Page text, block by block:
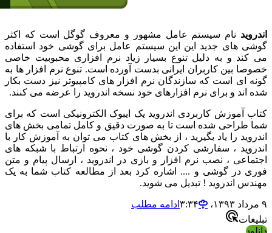
نام سیستم عامل مشهور و معروف گوگل است که اکثر
های جدید این این سیستم عامل برای گوشی خود استفاده
و به دلیل تنوع بسیار زیاد نرم افزاری محبوبیت خاصی
بین کاربران ایرانی بدست آورده است. تنوع نرم افزار ها به
ای است که سازندگان نرم افزار های کامپیوتر نیز دست بکار
و برای نرم افزارهای خود نسخه اندروید را عرضه می کنند.
آموزش کاربردی اندروید یک ایبوک الکترونیکی است که برای
طراحی شده است تا به صورت دقیق و کامل تمامی بخش های
را یاد بگیرید ، از بخش های کتاب می توان به آموزش کار با
، سفارشی کردن گوشی خود ، نحوه ارتباط با شبکه های
، نصب نرم افزار و بازی در اندروید ، ارسال پیام و متن
در گوشی و .... اشاره کرد بعد از مطالعه کتاب شما به یک
اندروید ! تبدیل می شوید.
ادامه مطلب